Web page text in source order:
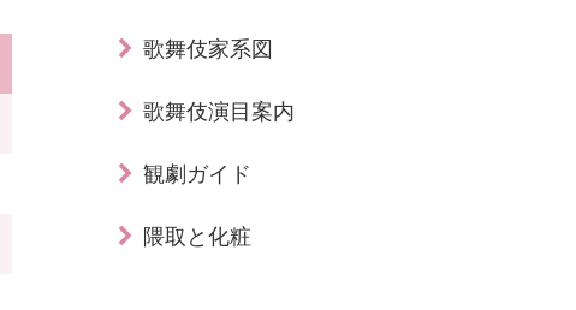
歌舞伎家系図
歌舞伎演目案内
観劇ガイド
隈取と化粧